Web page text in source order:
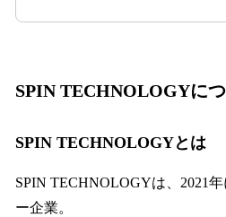
SPIN TECHNOLOGYに
SPIN TECHNOLOGYとは
SPIN TECHNOLOGYは、2021
ー企業。